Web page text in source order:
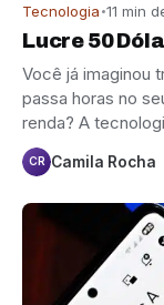
Tecnologia 11 min
Lucre 50
Você já imaginou
passa horas no
renda? A
CR Camila Rocha